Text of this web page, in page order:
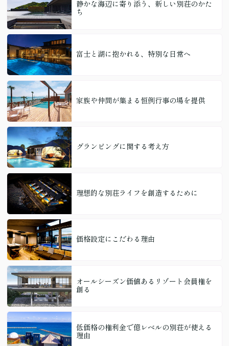
静かな海辺に寄り添う、新しい別荘のかた
ち
富士と湖に抱かれる、特別な日常へ
家族や仲間が集まる恒例行事の場を提供
グランピングに関する考え方
理想的な別荘ライフを創造するために
価格設定にこだわる理由
オールシーズン価値あるリゾート会員権を
創る
低価格の権利金で億レベルの別荘が使える
理由